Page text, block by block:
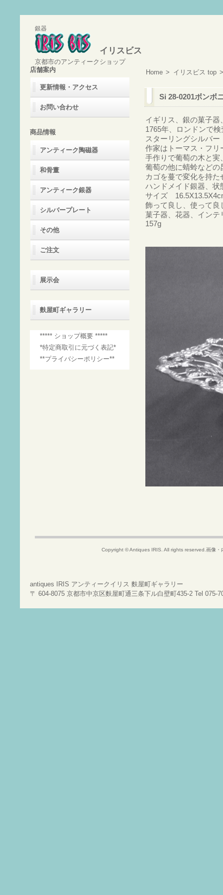
銀器
イリスビス
京都市のアンティークショップ
Home > イリスビス top
Si 28-0201ボンボ
イギリス、銀の菓子器
1765年、ロンドンで
スターリングシルバ
作家はトーマス・フリ
手作りで葡萄の木と実
葡萄の他に蜻蛉などの
カゴを蔓で変化を持
ハンドメイド銀器、状
サイズ
飾って良し、使って良
菓子器、花器、インテ
157g
店舗案内
更新情報・アクセス
お問い合わせ
商品情報
アンティーク陶磁器
和骨董
アンティーク銀器
シルバープレート
その他
ご注文
展示会
麩屋町ギャラリー
***** ショップ概要 *****
*特定商取引に元づく表記*
**プライバシーポリシー**
Copyright © Antiques IRIS. All rights reserved.画像・
antiques IRIS アンティークイリス 麩屋町ギャラリー
〒 604-8075 京都市中京区麩屋町通三条下ル白壁町435-2 Tel 075-